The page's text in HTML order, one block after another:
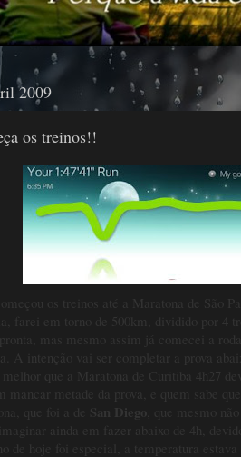
2009
os treinos!!
farei em torno de 500km, dividido por 4
A intenção vai ser completar a prova
San Diego
imaginar ainda em fazer abaixo de 4h,